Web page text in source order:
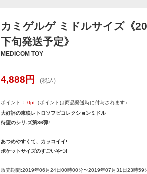
カミゲルゲ ミドルサイズ《
下旬発送予定》
MEDICOM TOY
4,888 円 (税込)
ポイント： 0pt （ポイントは商品発送時に付与されます）
大好評の東映レトロソフビコレクションミドル
待望のシリ-ズ第36弾!
あつめやすくて、カッコイイ!
ポケットサイズのすごいやつ!
販売期間:2019年06月24日00時00分〜2019年07月31日23時59